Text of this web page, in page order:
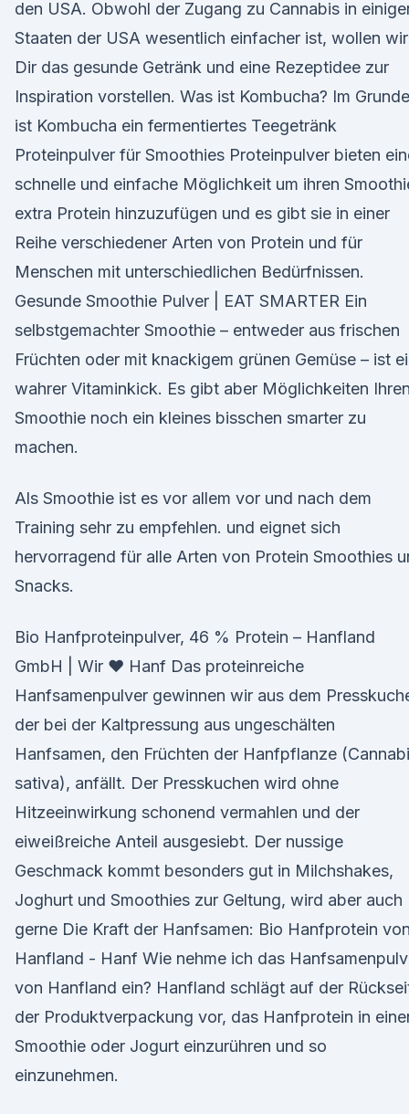
den USA. Obwohl der Zugang zu Cannabis in
Staaten der USA wesentlich einfacher ist, wollen wir
Dir das gesunde Getränk und eine Rezeptidee zur
Inspiration vorstellen. Was ist Kombucha? Im Grunde
ist Kombucha ein fermentiertes Teegetränk
Proteinpulver für Smoothies Proteinpulver bieten
schnelle und einfache Möglichkeit um ihren
extra Protein hinzuzufügen und es gibt sie in einer
Reihe verschiedener Arten von Protein und für
Menschen mit unterschiedlichen Bedürfnissen.
Gesunde Smoothie Pulver | EAT SMARTER Ein
selbstgemachter Smoothie – entweder aus frischen
Früchten oder mit knackigem grünen Gemüse – ist
wahrer Vitaminkick. Es gibt aber Möglichkeiten Ihren
Smoothie noch ein kleines bisschen smarter zu
machen.
Als Smoothie ist es vor allem vor und nach dem
Training sehr zu empfehlen. und eignet sich
hervorragend für alle Arten von Protein Smoothies
Snacks.
Bio Hanfproteinpulver, 46 % Protein – Hanfland
GmbH | Wir ♥ Hanf Das proteinreiche
Hanfsamenpulver gewinnen wir aus dem
der bei der Kaltpressung aus ungeschälten
Hanfsamen, den Früchten der Hanfpflanze
sativa), anfällt. Der Presskuchen wird ohne
Hitzeeinwirkung schonend vermahlen und der
eiweißreiche Anteil ausgesiebt. Der nussige
Geschmack kommt besonders gut in Milchshakes,
Joghurt und Smoothies zur Geltung, wird aber auch
gerne Die Kraft der Hanfsamen: Bio Hanfprotein von
Hanfland - Hanf Wie nehme ich das
von Hanfland ein? Hanfland schlägt auf der
der Produktverpackung vor, das Hanfprotein in
Smoothie oder Jogurt einzurühren und so
einzunehmen.